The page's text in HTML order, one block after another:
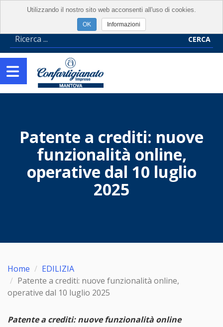
CERCA
Patente a crediti: nuove
funzionalità online,
operative dal 10 luglio
2025
Home
EDILIZIA
Patente a crediti: nuove funzionalità online,
operative dal 10 luglio 2025
Patente a crediti: nuove funzionalità online
Utilizzando il nostro sito web acconsenti all'uso di cookies.
Informazioni